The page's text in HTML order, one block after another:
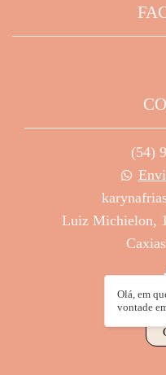
(54)
Luiz Michielon,
Olá, em
vontade